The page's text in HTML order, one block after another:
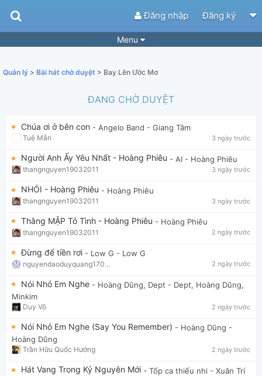
Đăng nhập Đăng ký
Menu
Tìm theo hợp âm Tải ứng dụng
Yêu cầu hợp âm
Khóa học
Tắt quảng cáo
Quản lý > Bài hát chờ duyệt > Bay Lên Ước Mơ
ĐANG CHỜ DUYỆT
Chúa ơi ở bên con - Angelo Band - Giang Tâm
Tuệ Mẫn 3 ngày trước
Người Anh Ấy Yêu Nhất - Hoàng Phiêu - AI - Hoàng Phiêu
thangnguyen19032011 3 ngày trước
NHÓI - Hoàng Phiêu - Hoàng Phiêu
thangnguyen19032011 3 ngày trước
Thằng MẬP Tỏ Tình - Hoàng Phiêu - Hoàng Phiêu
thangnguyen19032011 2 ngày trước
Đừng để tiền rơi - Low G - Low G
nguyendaoduyquang17021 2 ngày trước
Nói Nhỏ Em Nghe - Hoàng Dũng, Dept - Dept, Hoàng Dũng,
Minkim
Duy Võ 2 ngày trước
Nói Nhỏ Em Nghe (Say You Remember) - Hoàng Dũng -
Hoàng Dũng
Trần Hữu Quốc Hướng 2 ngày trước
Hát Vang Trong Kỷ Nguyên Mới - Tốp ca thiếu nhi - Xuân Trí